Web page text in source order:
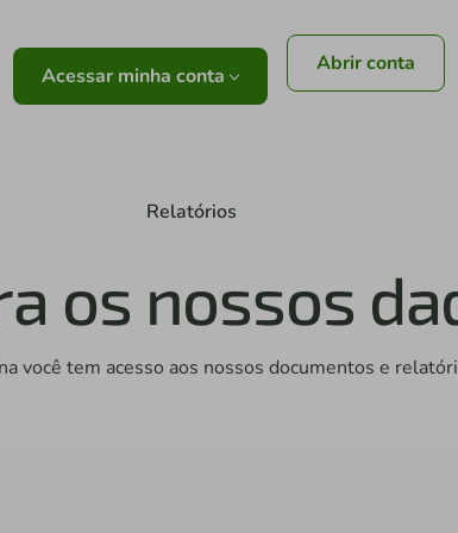
Acessar minha conta Abrir conta
Relatórios
os nossos
você tem acesso aos nossos documentos e